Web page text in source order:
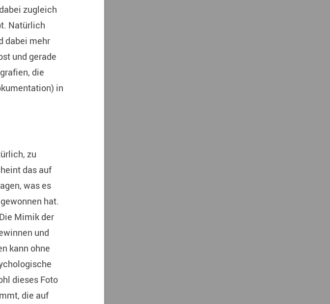
zugleich
Natürlich
dabei mehr
und gerade
die
in
zu
das auf
was es
hat.
Mimik der
und
kann ohne
dieses Foto
die auf